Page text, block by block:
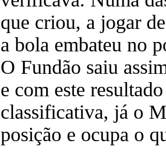
que criou, a jogar
a bola embateu no
O Fundão saiu
e com este
classificativa, já o
posição e ocupa o